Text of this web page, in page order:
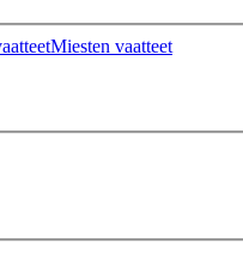
Miesten vaatteet